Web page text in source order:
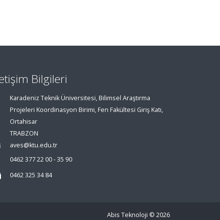
Bilgileri
Karadeniz Teknik Üniversitesi, Bilimsel Araştırma
Projeleri Koordinasyon Birimi, Fen Fakültesi Giriş Katı,
Ortahisar
TRABZON
aves@ktu.edu.tr
0462 377 22 00 - 35 90
0462 325 34 84
Abis Teknoloji © 2026